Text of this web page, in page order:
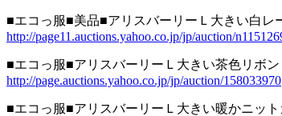
■エコっ服■美品■アリスバーリーＬ大きい白レ
http://page11.auctions.yahoo.co.jp/jp/auction/
■エコっ服■アリスバーリーＬ大きい茶色リボン
http://page.auctions.yahoo.co.jp/jp/auction/158033970
■エコっ服■アリスバーリーＬ大きい暖かニット